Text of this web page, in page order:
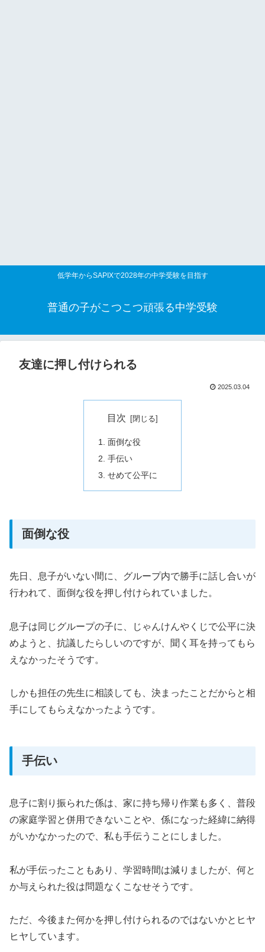
低学年からSAPIXで2028年の中学受験を目指す
普通の子がこつこつ頑張る中学受験
友達に押し付けられる
2025.03.04
目次
面倒な役
手伝い
せめて公平に
面倒な役
先日、息子がいない間に、グループ内で勝手に話し合いが
行われて、面倒な役を押し付けられていました。
息子は同じグループの子に、じゃんけんやくじで公平に決
めようと、抗議したらしいのですが、聞く耳を持ってもら
えなかったそうです。
しかも担任の先生に相談しても、決まったことだからと相
手にしてもらえなかったようです。
手伝い
息子に割り振られた係は、家に持ち帰り作業も多く、普段
の家庭学習と併用できないことや、係になった経緯に納得
がいかなかったので、私も手伝うことにしました。
私が手伝ったこともあり、学習時間は減りましたが、何と
か与えられた役は問題なくこなせそうです。
ただ、今後また何かを押し付けられるのではないかとヒヤ
ヒヤしています。